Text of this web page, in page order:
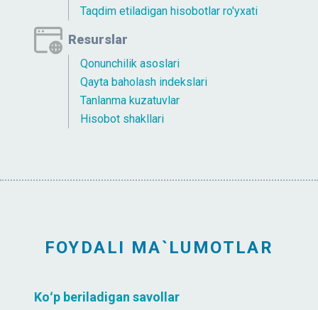
Taqdim etiladigan hisobotlar ro'yxati
Resurslar
Qonunchilik asoslari
Qayta baholash indekslari
Tanlanma kuzatuvlar
Hisobot shakllari
FOYDALI MA`LUMOTLAR
Koʻp beriladigan savollar